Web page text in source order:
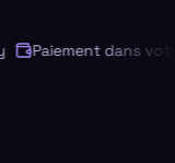
Paiement dans votre